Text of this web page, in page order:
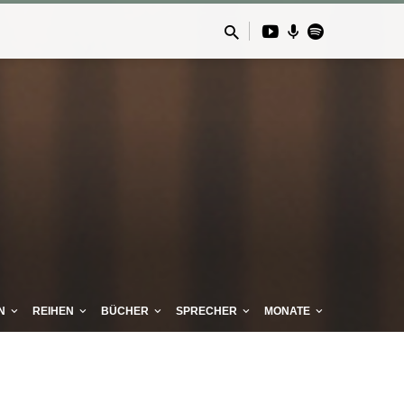
REIHEN BÜCHER SPRECHER MONATE